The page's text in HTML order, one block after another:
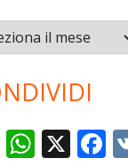
T W X F